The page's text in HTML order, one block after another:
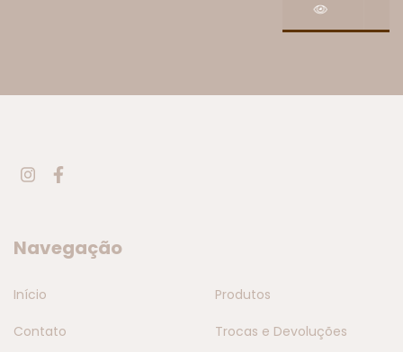
Navegação
Início Produtos
Contato Trocas e Devoluções